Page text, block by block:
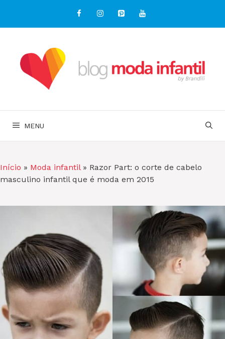
o
MENU
Início » Moda infantil» Razor Part: o corte de cabelo
masculino infantil que é moda em 2015